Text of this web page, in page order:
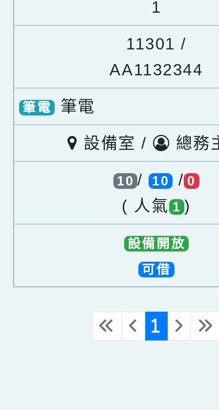
1
11301 /
AA1132344
筆電 筆電
設備室 / 總務
10 / 10 / 0
( 人氣 1 )
設備開放
可借
« ‹ 1 › »